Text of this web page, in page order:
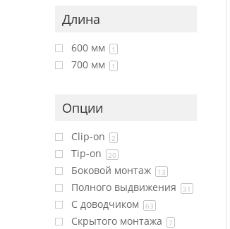
Длина
600 мм 1
700 мм 1
Опции
Clip-on 2
Tip-on 20
Боковой монтаж 13
Полного выдвижения 31
С доводчиком 63
Скрытого монтажа 7